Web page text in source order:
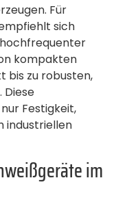
Für
sich
kompakten
bis zu robusten,
Diese
Festigkeit,
industriellen
im